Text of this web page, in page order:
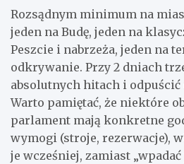
Rozsądnym minimum na
jeden na Budę, jeden na
Peszcie i nabrzeża, jeden na
odkrywanie. Przy 2 dniach
absolutnych hitach i
Warto pamiętać, że niektóre
parlament mają konkretne
wymogi (stroje, rezerwacje),
je wcześniej, zamiast „wpadać